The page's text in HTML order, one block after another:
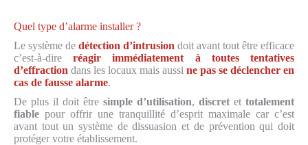
Quel type d’alarme installer ?
Le système de détection d’intrusion doit avant tout être efficace
c’est-à-direréagir immédiatement à toutes tentatives
d’effraction dans les locaux mais aussi ne pas se déclencher en
cas de fausse alarme.
De plus il doit être simple d’utilisation, discret et totalement
fiable pour offrir une tranquillité d’esprit maximale car c’est
avant tout un système de dissuasion et de prévention qui doit
protéger votre établissement.